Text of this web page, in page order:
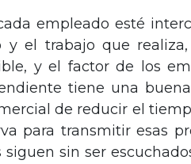
empleado esté
y el trabajo que
y el factor de los
tiene una
de reducir el
para transmitir esas
siguen sin ser